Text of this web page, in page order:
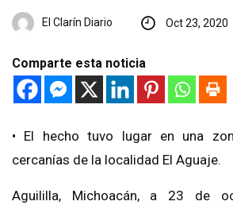
El Clarín Diario Oct 23, 2020
Comparte esta noticia
• El hecho tuvo lugar en una
cercanías de la localidad El Aguaje.
Aguililla, Michoacán, a 23 de